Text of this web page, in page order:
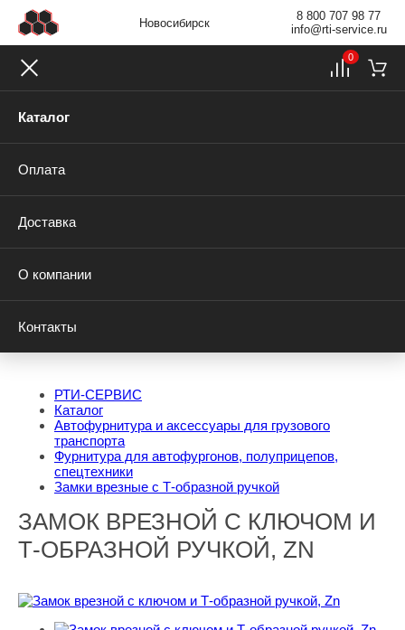
Новосибирск
8 800 707 98 77
info@rti-service.ru
Каталог
Оплата
Доставка
О компании
Контакты
0
РТИ-СЕРВИС
Каталог
Автофурнитура и аксессуары для грузового
транспорта
Фурнитура для автофургонов, полуприцепов,
спецтехники
Замки врезные с Т-образной ручкой
ЗАМОК ВРЕЗНОЙ С КЛЮЧОМ И
Т-ОБРАЗНОЙ РУЧКОЙ, ZN